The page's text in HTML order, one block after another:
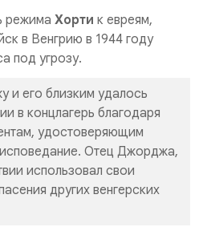
режима Хорти к евреям,
в Венгрию в 1944 году
под угрозу.
и его близким удалось
в концлагерь благодаря
удостоверяющим
Отец Джорджа,
использовал свои
других венгерских